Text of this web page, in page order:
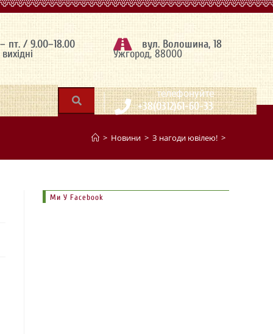
пт. / 9.00–18.00 вул. Волошина, 18
Ужгород, 88000
| телефонуйте
+38(0312)61-60-33
> Новини > З нагоди ювілею! >
Ми У Facebook